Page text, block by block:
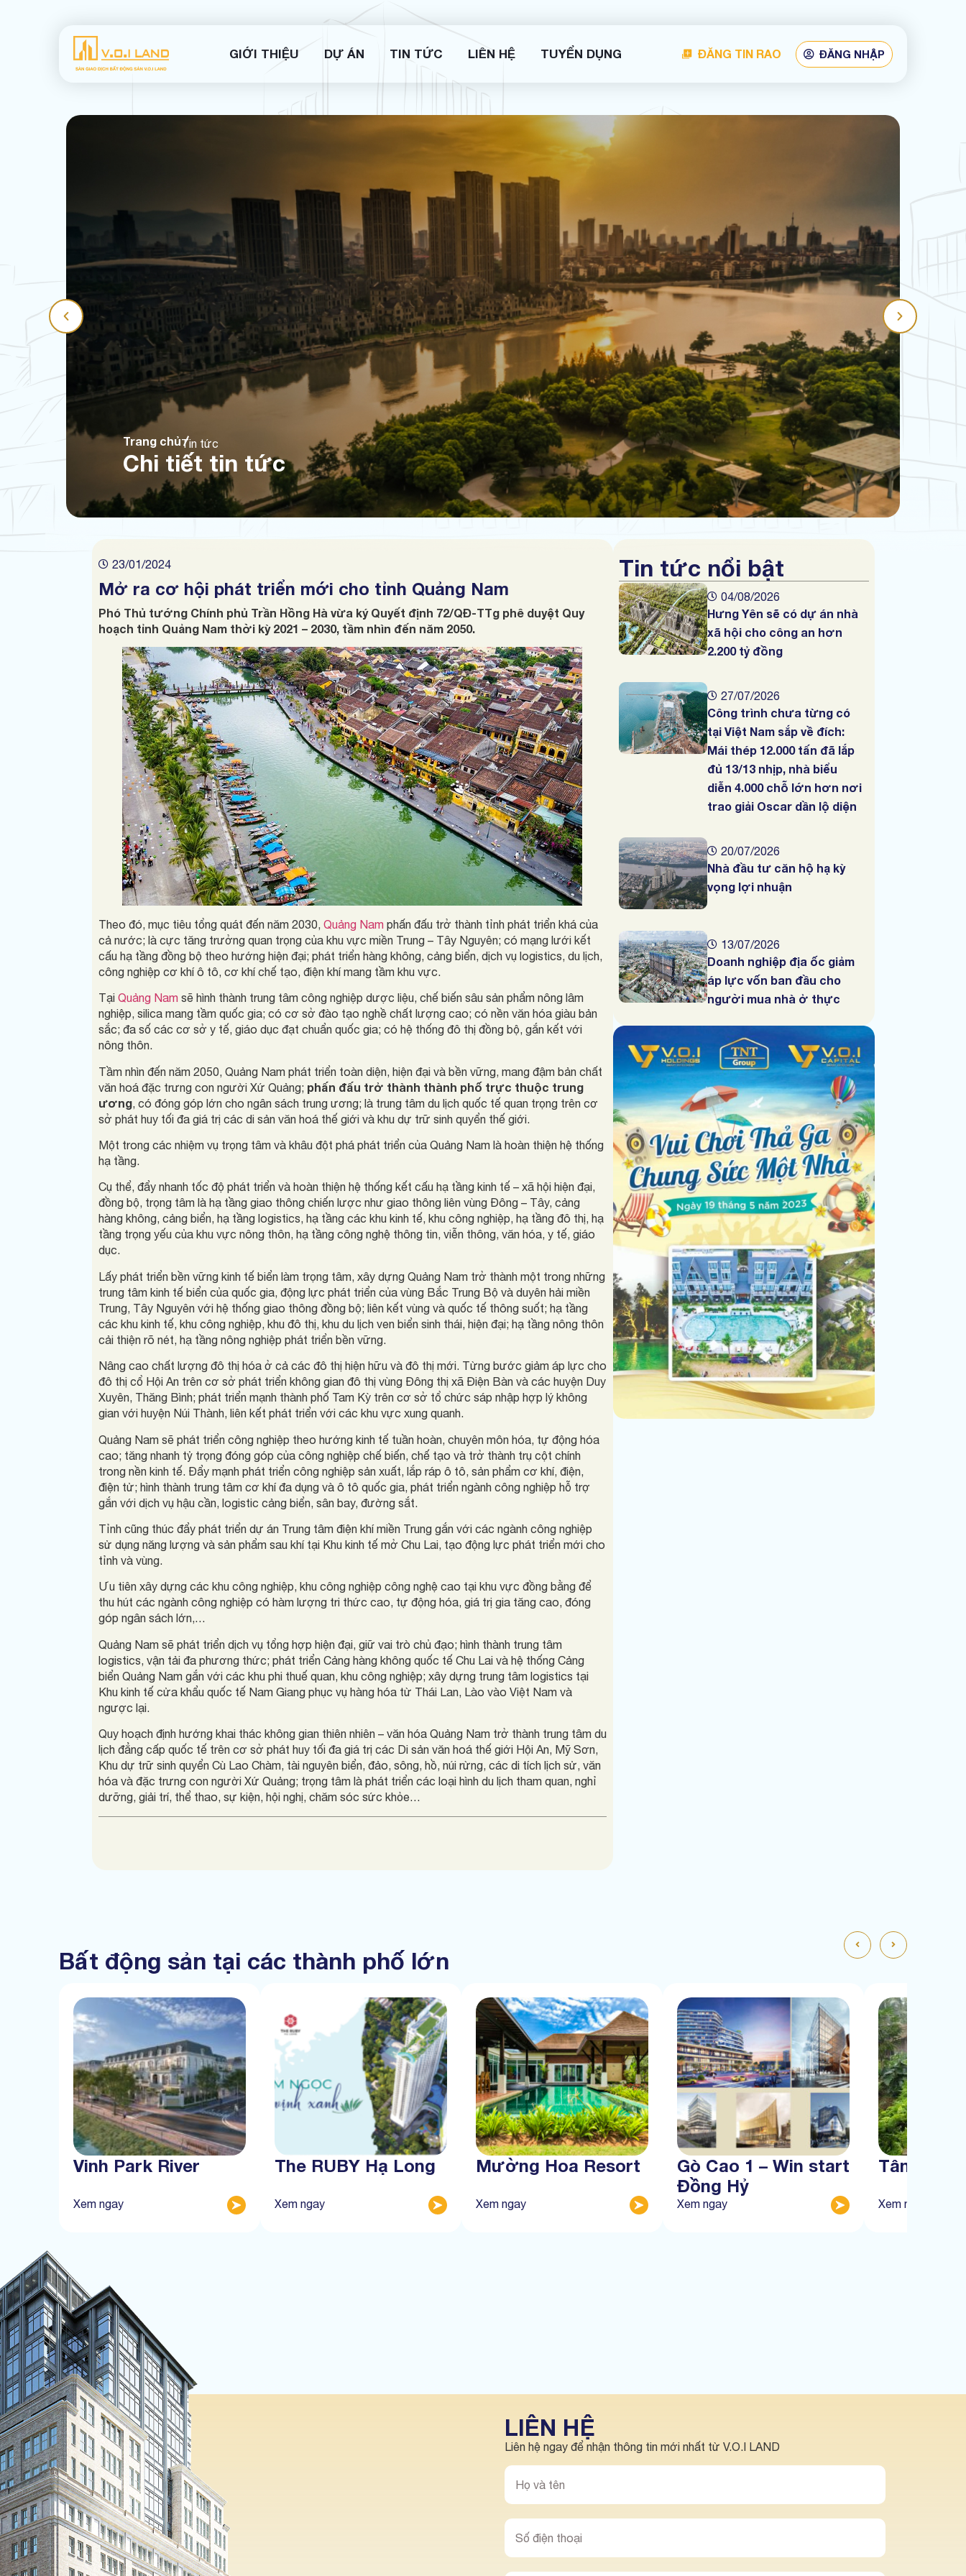
GIỚI THIỆU DỰ ÁN TIN TỨC LIÊN HỆ TUYỂN DỤNG ĐĂNG TIN RAO ĐĂNG NHẬP
Trang chủTin tức
Chi tiết tin tức
23/01/2024
Mở ra cơ hội phát triển mới cho tỉnh Quảng Nam
Phó Thủ tướng Chính phủ Trần Hồng Hà vừa ký Quyết định 72/QĐ-TTg phê duyệt Quy
hoạch tỉnh Quảng Nam thời kỳ 2021 – 2030, tầm nhìn đến năm 2050.
Theo đó, mục tiêu tổng quát đến năm 2030, Quảng Nam phấn đấu trở thành tỉnh phát triển khá của
cả nước; là cực tăng trưởng quan trọng của khu vực miền Trung – Tây Nguyên; có mạng lưới kết
cấu hạ tầng đồng bộ theo hướng hiện đại; phát triển hàng không, cảng biển, dịch vụ logistics, du lịch,
công nghiệp cơ khí ô tô, cơ khí chế tạo, điện khí mang tầm khu vực.
Tại Quảng Nam sẽ hình thành trung tâm công nghiệp dược liệu, chế biến sâu sản phẩm nông lâm
nghiệp, silica mang tầm quốc gia; có cơ sở đào tạo nghề chất lượng cao; có nền văn hóa giàu bản
sắc; đa số các cơ sở y tế, giáo dục đạt chuẩn quốc gia; có hệ thống đô thị đồng bộ, gắn kết với
nông thôn.
Tầm nhìn đến năm 2050, Quảng Nam phát triển toàn diện, hiện đại và bền vững, mang đậm bản chất
văn hoá đặc trưng con người Xứ Quảng; phấn đấu trở thành thành phố trực thuộc trung
ương, có đóng góp lớn cho ngân sách trung ương; là trung tâm du lịch quốc tế quan trọng trên cơ
sở phát huy tối đa giá trị các di sản văn hoá thế giới và khu dự trữ sinh quyển thế giới.
Một trong các nhiệm vụ trọng tâm và khâu đột phá phát triển của Quảng Nam là hoàn thiện hệ thống
hạ tầng.
Cụ thể, đẩy nhanh tốc độ phát triển và hoàn thiện hệ thống kết cấu hạ tầng kinh tế – xã hội hiện đại,
đồng bộ, trọng tâm là hạ tầng giao thông chiến lược như giao thông liên vùng Đông – Tây, cảng
hàng không, cảng biển, hạ tầng logistics, hạ tầng các khu kinh tế, khu công nghiệp, hạ tầng đô thị, hạ
tầng trọng yếu của khu vực nông thôn, hạ tầng công nghệ thông tin, viễn thông, văn hóa, y tế, giáo
dục.
Lấy phát triển bền vững kinh tế biển làm trọng tâm, xây dựng Quảng Nam trở thành một trong những
trung tâm kinh tế biển của quốc gia, động lực phát triển của vùng Bắc Trung Bộ và duyên hải miền
Trung, Tây Nguyên với hệ thống giao thông đồng bộ; liên kết vùng và quốc tế thông suốt; hạ tầng
các khu kinh tế, khu công nghiệp, khu đô thị, khu du lịch ven biển sinh thái, hiện đại; hạ tầng nông thôn
cải thiện rõ nét, hạ tầng nông nghiệp phát triển bền vững.
Nâng cao chất lượng đô thị hóa ở cả các đô thị hiện hữu và đô thị mới. Từng bước giảm áp lực cho
đô thị cổ Hội An trên cơ sở phát triển không gian đô thị vùng Đông thị xã Điện Bàn và các huyện Duy
Xuyên, Thăng Bình; phát triển mạnh thành phố Tam Kỳ trên cơ sở tổ chức sáp nhập hợp lý không
gian với huyện Núi Thành, liên kết phát triển với các khu vực xung quanh.
Quảng Nam sẽ phát triển công nghiệp theo hướng kinh tế tuần hoàn, chuyên môn hóa, tự động hóa
cao; tăng nhanh tỷ trọng đóng góp của công nghiệp chế biến, chế tạo và trở thành trụ cột chính
trong nền kinh tế. Đẩy mạnh phát triển công nghiệp sản xuất, lắp ráp ô tô, sản phẩm cơ khí, điện,
điện tử; hình thành trung tâm cơ khí đa dụng và ô tô quốc gia, phát triển ngành công nghiệp hỗ trợ
gắn với dịch vụ hậu cần, logistic cảng biển, sân bay, đường sắt.
Tỉnh cũng thúc đẩy phát triển dự án Trung tâm điện khí miền Trung gắn với các ngành công nghiệp
sử dụng năng lượng và sản phẩm sau khí tại Khu kinh tế mở Chu Lai, tạo động lực phát triển mới cho
tỉnh và vùng.
Ưu tiên xây dựng các khu công nghiệp, khu công nghiệp công nghệ cao tại khu vực đồng bằng để
thu hút các ngành công nghiệp có hàm lượng tri thức cao, tự động hóa, giá trị gia tăng cao, đóng
góp ngân sách lớn,…
Quảng Nam sẽ phát triển dịch vụ tổng hợp hiện đại, giữ vai trò chủ đạo; hình thành trung tâm
logistics, vận tải đa phương thức; phát triển Cảng hàng không quốc tế Chu Lai và hệ thống Cảng
biển Quảng Nam gắn với các khu phi thuế quan, khu công nghiệp; xây dựng trung tâm logistics tại
Khu kinh tế cửa khẩu quốc tế Nam Giang phục vụ hàng hóa từ Thái Lan, Lào vào Việt Nam và
ngược lại.
Quy hoạch định hướng khai thác không gian thiên nhiên – văn hóa Quảng Nam trở thành trung tâm du
lịch đẳng cấp quốc tế trên cơ sở phát huy tối đa giá trị các Di sản văn hoá thế giới Hội An, Mỹ Sơn,
Khu dự trữ sinh quyển Cù Lao Chàm, tài nguyên biển, đảo, sông, hồ, núi rừng, các di tích lịch sử, văn
hóa và đặc trưng con người Xứ Quảng; trọng tâm là phát triển các loại hình du lịch tham quan, nghỉ
dưỡng, giải trí, thể thao, sự kiện, hội nghị, chăm sóc sức khỏe…
Tin tức nổi bật
04/08/2026
Hưng Yên sẽ có dự án nhà
xã hội cho công an hơn
2.200 tỷ đồng
27/07/2026
Công trình chưa từng có
tại Việt Nam sắp về đích:
Mái thép 12.000 tấn đã lắp
đủ 13/13 nhịp, nhà biểu
diễn 4.000 chỗ lớn hơn nơi
trao giải Oscar dần lộ diện
20/07/2026
Nhà đầu tư căn hộ hạ kỳ
vọng lợi nhuận
13/07/2026
Doanh nghiệp địa ốc giảm
áp lực vốn ban đầu cho
người mua nhà ở thực
Bất động sản tại các thành phố lớn
Vinh Park River
Xem ngay
The RUBY Hạ Long
Xem ngay
Mường Hoa Resort
Xem ngay
Gò Cao 1 – Win start
Đồng Hỷ
Xem ngay
Tân Thành
Xem ngay
LIÊN HỆ
Liên hệ ngay để nhận thông tin mới nhất từ V.O.I LAND